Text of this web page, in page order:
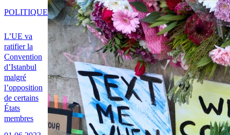
L’UE va
ratifier la
Convention
d’Istanbul
malgré
l’opposition
de certains
États
membres
POLITIQUE